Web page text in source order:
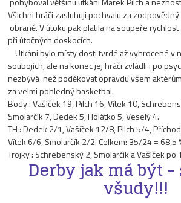
Všichni hráči zasluhuji pochvalu za
obraně. V útoku pak platila na soupeře
při útočných doskocích.
Utkáni bylo místy dosti tvrdé až vyhrocené v
soubojích, ale na konec jej hráči zvládli i po
nezbývá než poděkovat opravdu všem
za velmi pohledný basketbal.
Body : Vašíček 19, Pilch 16, Vítek 10,
Smolarčík 7, Dedek 5, Holátko 5, Veselý 4.
TH : Dedek 2/1, Vašíček 12/8, Pilch 5/4,
Vítek 6/6, Smolarčík 2/2. Celkem: 35/24 = 68,5
Trojky : Schrebenský 2, Smolarčík a Vašíček po
Derby jak má být
všudy!!!